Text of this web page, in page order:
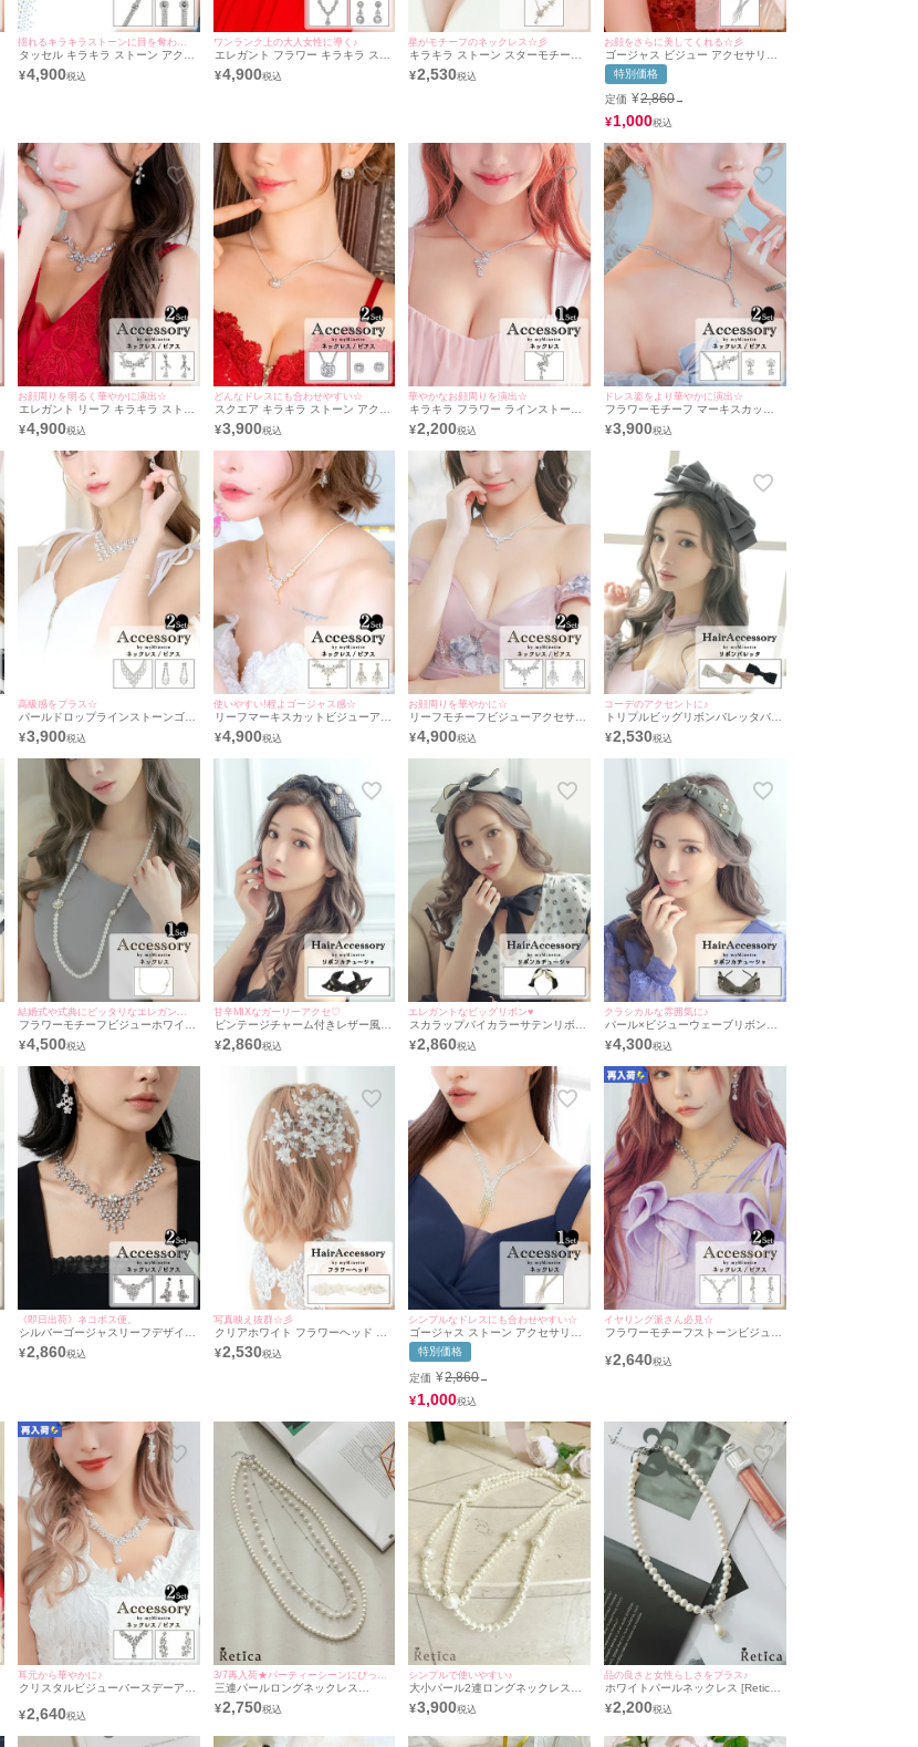
揺れるキラキラストーンに目を奪われる☆
タッセル キラキラ ストーン アクセ
サリー 2点セット [ネックレス＋ピ
アス]
¥4,900
ワンランク上の大人女性に導く♪
エレガント フラワー キラキラ スト
ーン アクセサリー 2点セット [ネッ
クレス＋ピアス]
¥4,900
星がモチーフのネックレス☆彡
キラキラ ストーン スターモチーフ
アクセサリー ネックレス
¥2,530
お顔をさらに美してくれる☆彡
ゴージャス ビジュー アクセサリー
ネックレス
特別価格
定価 ¥2,860→
¥1,000
お顔周りを明るく華やかに演出☆
エレガント リーフ キラキラ ストー
ン アクセサリー 2点セット [ネック
レス＋ピアス]
¥4,900
どんなドレスにも合わせやすい☆
スクエア キラキラ ストーン アクセ
サリー 2点セット [ネックレス＋ピ
アス]
¥3,900
華やかなお顔周りを演出☆
キラキラ フラワー ラインストーン
アクセサリー ネックレス
¥2,200
ドレス姿をより華やかに演出☆
フラワーモチーフ マーキスカット
キラキラビジュー アクセサリー 2点
セット [ネックレス＋ピアス]
¥3,900
高級感をプラス☆
パールドロップラインストーンゴー
ジャスバースデーアクセサリー2点
セット [バースデーネックレス＋バ
¥3,900
使いやすい!程よゴージャス感☆
リーフマーキスカットビジューアク
セサリー2点セット [ネックレス＋ピ
アス]
¥4,900
お顔周りを華やかに☆
リーフモチーフビジューアクセサリ
ー2点セット [ネックレス＋ピアス]
¥4,900
コーデのアクセントに♪
トリプルビッグリボンバレッタバー
スデーヘアバースデーアクセサリー
¥2,530
フラワーモチーフビジューホワイト
パールロングバースデーネックレス
¥4,500
甘辛MIXなガーリーアクセ♡
ビンテージチャーム付きレザー風キ
ルティングリボンカチューシャバー
スデーヘアバースデーアクセサリー
¥2,860
エレガントなビッグリボン♥
スカラップバイカラーサテンリボン
カチューシャバースデーヘアバース
デーアクセサリー
¥2,860
クラシカルな雰囲気に♪
パール×ビジューウェーブリボンカ
チューシャバースデーヘアバースデ
ーアクセサリー
¥4,300
《即日出荷》ネコポス便。
シルバーゴージャスリーフデザイン
バースデーアクセサリー2点セット
[バースデーネックレス＋バースデ
¥2,860
写真映え抜群☆彡
クリアホワイト フラワーヘッド バ
ースデー アクセサリー
¥2,530
シンプルなドレスにも合わせやすい☆
ゴージャス ストーン アクセサリー
ネックレス
特別価格
定価 ¥2,860→
¥1,000
イヤリング派さん必見☆
フラワーモチーフストーンビジュー
[バースデーネックレス＋イヤリン
グ]
¥2,640
耳元から華やかに♪
クリスタルビジューバースデーアク
クレス＋バースデーピアス]
¥2,640
三連パールロングネックレス
[Retica/レティカ]
¥2,750
シンプルで使いやすい♪
大小パール2連ロングネックレス
[Retica/レティカ]
¥3,900
品の良さと女性らしさをプラス♪
ホワイトパールネックレス [Retica/
レティカ]
¥2,200